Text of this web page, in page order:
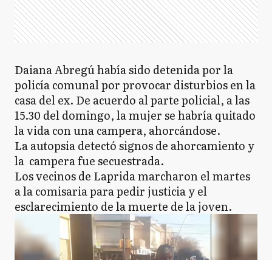
Daiana Abregú había sido detenida por la
policía comunal por provocar disturbios en la
casa del ex. De acuerdo al parte policial, a las
15.30 del domingo, la mujer se habría quitado
la vida con una campera, ahorcándose.
La autopsia detectó signos de ahorcamiento y
la campera fue secuestrada.
Los vecinos de Laprida marcharon el martes
a la comisaria para pedir justicia y el
esclarecimiento de la muerte de la joven.